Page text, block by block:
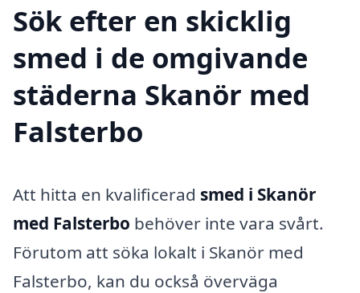
Sök efter en skicklig
smed i de omgivande
städerna Skanör med
Falsterbo
Att hitta en kvalificerad smed i Skanör
med Falsterbo behöver inte vara svårt.
Förutom att söka lokalt i Skanör med
Falsterbo, kan du också överväga